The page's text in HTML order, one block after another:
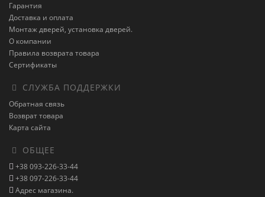
Гарантия
Доставка и оплата
Монтаж дверей, установка дверей.
О компании
Правила возврата товара
Сертификаты
СЛУЖБА ПОДДЕРЖКИ
Обратная связь
Возврат товара
Карта сайта
ОБЩЕЕ
+38 093-226-33-44
+38 097-226-33-44
Адрес магазина.